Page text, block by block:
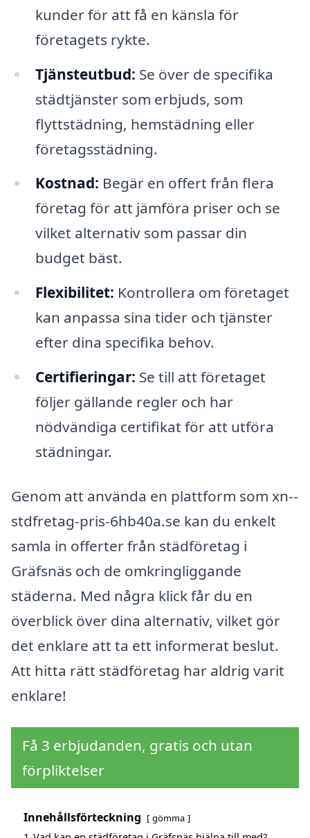
kunder för att få en känsla för
företagets rykte.
Tjänsteutbud: Se över de specifika
städtjänster som erbjuds, som
flyttstädning, hemstädning eller
företagsstädning.
Kostnad: Begär en offert från flera
företag för att jämföra priser och se
vilket alternativ som passar din
budget bäst.
Flexibilitet: Kontrollera om företaget
kan anpassa sina tider och tjänster
efter dina specifika behov.
Certifieringar: Se till att företaget
följer gällande regler och har
nödvändiga certifikat för att utföra
städningar.
Genom att använda en plattform som xn--
stdfretag-pris-6hb40a.se kan du enkelt
samla in offerter från städföretag i
Gräfsnäs och de omkringliggande
städerna. Med några klick får du en
överblick över dina alternativ, vilket gör
det enklare att ta ett informerat beslut.
Att hitta rätt städföretag har aldrig varit
enklare!
Få 3 erbjudanden, gratis och utan
förpliktelser
Innehållsförteckning gömma